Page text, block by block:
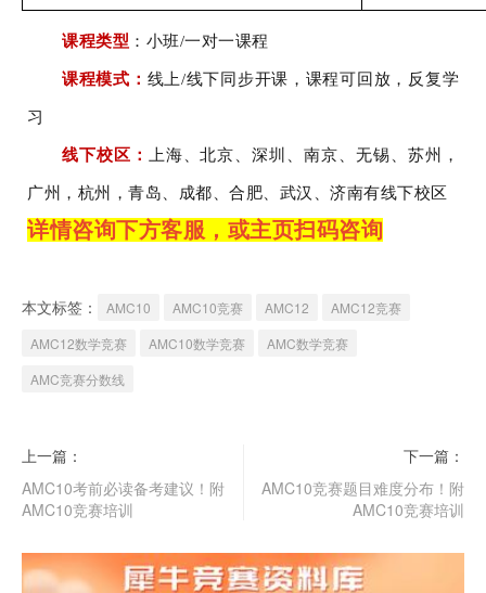
课程类型 ： 小班/一对一课程
课程模式： 线上/线下同步开课，课程可回放，反复学
习
线下校区： 上海、北京、深圳、南京、无锡、苏州，
广州，杭州 ，青岛 、成都 、合肥 武汉、济南有线下校区
详情咨询下方客服，或主页扫码咨询
本文标签： AMC10 AMC10竞赛 AMC12
AMC12竞赛
AMC12数学竞赛
AMC10数学竞赛
AMC数学竞赛
AMC竞赛分数线
上一篇：
AMC10考前必读备考建议！附
AMC10竞赛培训
下一篇：
AMC10竞赛题目难度分布！附
AMC10竞赛培训